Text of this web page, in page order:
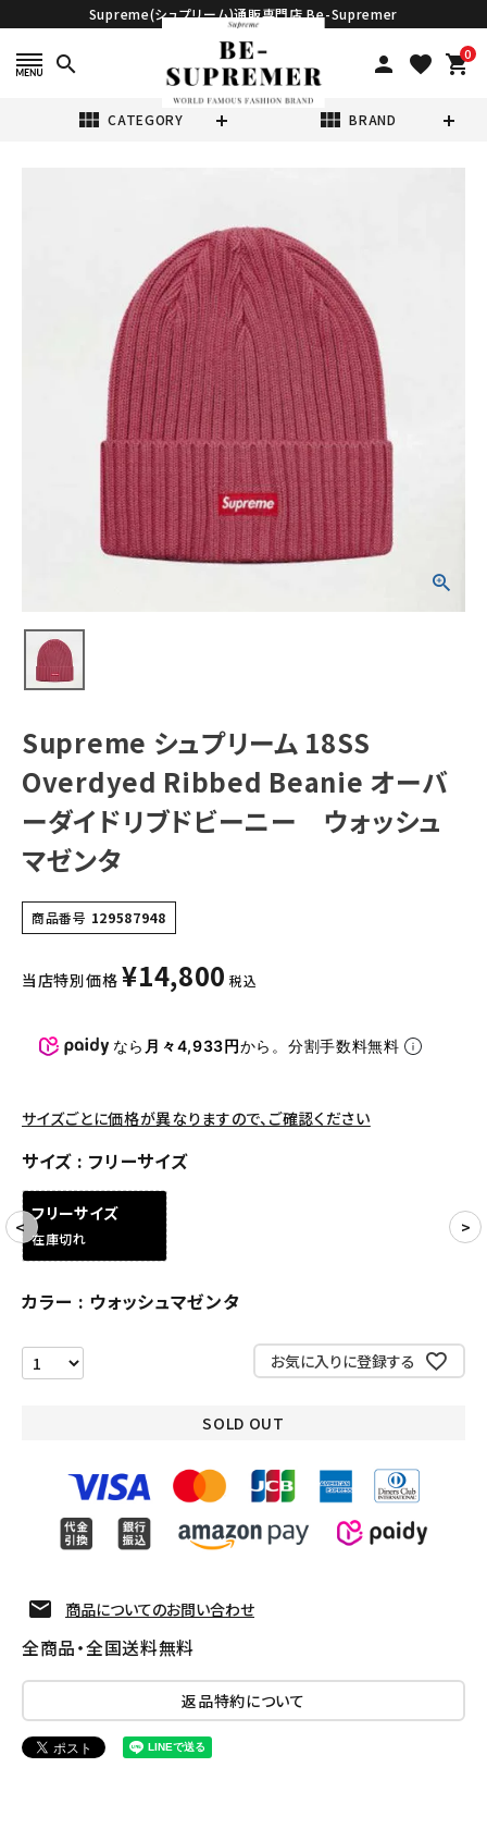
Supreme(シュプリーム)通販専門店 Be-Supremer
search person favorite 0
shopping_cart
view_module CATEGORY view_module BRAND
Supreme シュプ
Ribbed Beanie
オーバーダイドリ
ブドビーニー ウ
(税込)
NEW ITEMS
Tシャツ・ロングスリーブ
パーカー・トレーナー
キャップ・ハット
ニット帽・ビーニー
バックパック・リュック
その他バッグ類
スニーカー・ブーツ
パンツ・ショーツ
SEASON
CONTENTS
ACCOUNT MENU
Supreme シュプリーム 18SS
Overdyed Ribbed Beanie オーバ
ーダイドリブドビーニー ウォッシュ
マゼンタ
商品番号 129587948
当店特別価格 ¥14,800 税込
なら 月々4,933円から。分割手数料無料
サイズごとに価格が異なりますので、ご確認ください
サイズ フリーサイズ
フリーサイズ
在庫切れ
カラー ウォッシュマゼンタ
お気に入りに登録する
SOLD OUT
商品についてのお問い合わせ
全商品・全国送料無料
返品特約について